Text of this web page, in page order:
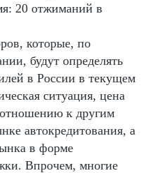
20 отжиманий в
которые, по
будут определять
в России в текущем
ситуация, цена
к другим
автокредитования, а
в форме
Впрочем, многие